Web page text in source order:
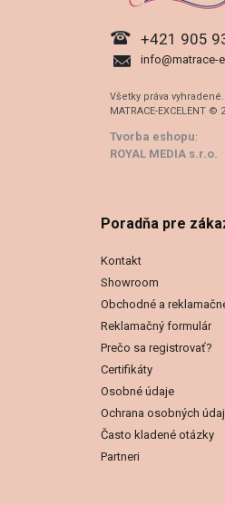
+421 905
info@matrace-
Všetky práva vyhradené.
MATRACE-EXCELENT ©
Tvorba eshopu:
ROYAL MEDIA s.r.o.
Poradňa pre
Kontakt
Showroom
Obchodné a
Reklamačný formulár
Prečo sa registrovať?
Certifikáty
Osobné údaje
Ochrana osobných
Často kladené otázky
Partneri